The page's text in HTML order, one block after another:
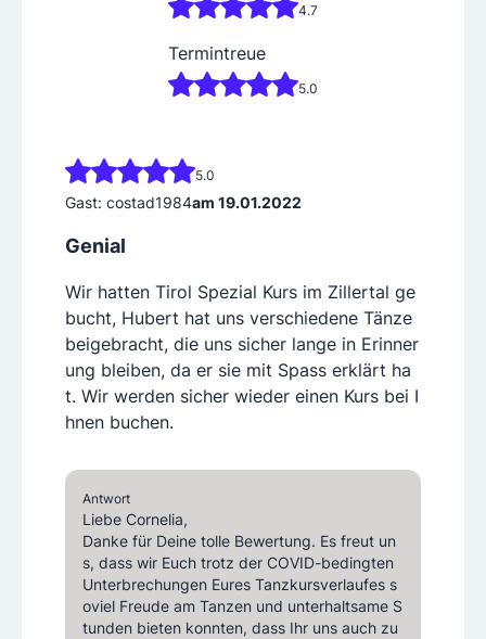
4.7
Termintreue
5.0
5.0
Gast: costad1984am 19.01.2022
Genial
Wir hatten Tirol Spezial Kurs im Zillertal ge
bucht, Hubert hat uns verschiedene Tänze
beigebracht, die uns sicher lange in Erinner
ung bleiben, da er sie mit Spass erklärt ha
t. Wir werden sicher wieder einen Kurs bei I
hnen buchen.
Antwort
Liebe Cornelia,
Danke für Deine tolle Bewertung. Es freut un
s, dass wir Euch trotz der COVID-bedingten
Unterbrechungen Eures Tanzkursverlaufes s
oviel Freude am Tanzen und unterhaltsame S
tunden bieten konnten, dass Ihr uns auch zu